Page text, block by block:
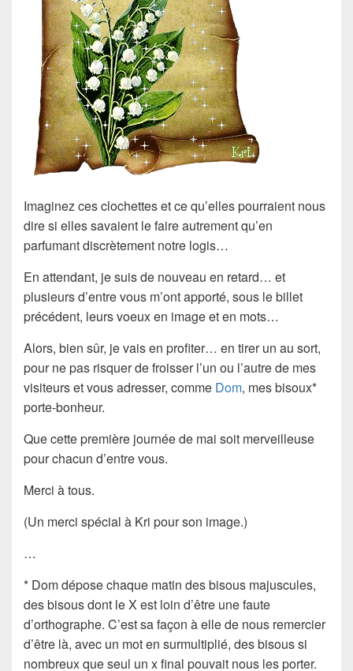
Imaginez ces clochettes et ce qu’elles pourraient nous
dire si elles savaient le faire autrement qu’en
parfumant discrètement notre logis…
En attendant, je suis de nouveau en retard… et
plusieurs d’entre vous m’ont apporté, sous le billet
précédent, leurs voeux en image et en mots…
Alors, bien sûr, je vais en profiter… en tirer un au sort,
pour ne pas risquer de froisser l’un ou l’autre de mes
visiteurs et vous adresser, comme Dom, mes bisoux*
porte-bonheur.
Que cette première journée de mai soit merveilleuse
pour chacun d’entre vous.
Merci à tous.
(Un merci spécial à Kri pour son image.)
…
* Dom dépose chaque matin des bisous majuscules,
des bisous dont le X est loin d’être une faute
d’orthographe. C’est sa façon à elle de nous remercier
d’être là, avec un mot en surmultiplié, des bisous si
nombreux que seul un x final pouvait nous les porter.